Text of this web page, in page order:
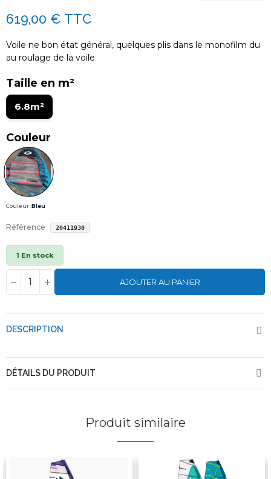
619,00 € TTC
Voile ne bon état général, quelques plis dans le monofilm du
au roulage de la voile
Taille en m²
6.8m²
Couleur
Couleur :Bleu
Référence 20411930
1 En stock
AJOUTER AU PANIER
DESCRIPTION
DÉTAILS DU PRODUIT
Produit similaire